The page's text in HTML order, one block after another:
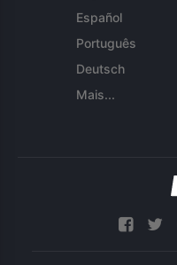
Español
Português
Deutsch
Mais...